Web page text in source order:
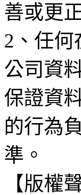
善或更
2、任何
公司資
保證資
的行為
準。
【版權